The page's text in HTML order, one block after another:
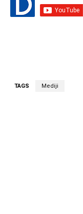
TAGS Mediji